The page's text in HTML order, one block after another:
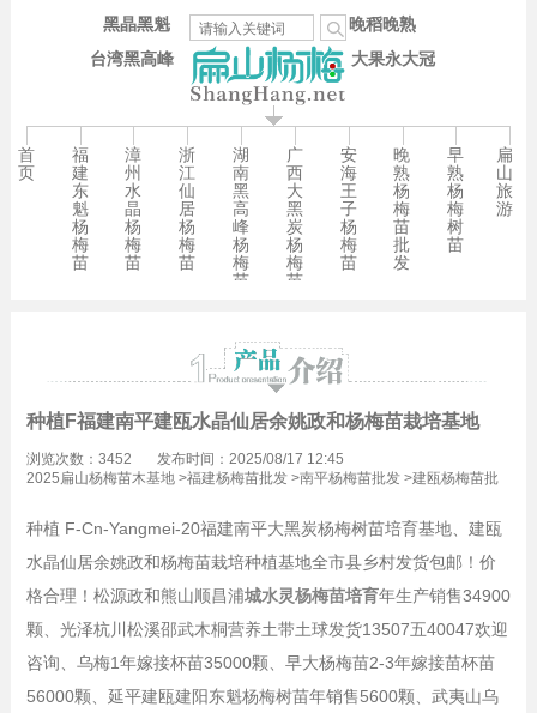
台湾黑高峰
晚稻晚熟
大果永大冠
黑晶黑魁
首
页
福
建
东
魁
杨
梅
苗
漳
州
水
晶
杨
梅
苗
浙
江
仙
居
杨
梅
苗
湖
南
黑
高
峰
杨
梅
苗
广
西
大
黑
炭
杨
梅
苗
安
海
王
子
杨
梅
苗
晚
熟
杨
梅
苗
批
发
早
熟
杨
梅
树
苗
扁
山
旅
游
种植F福建南平建瓯水晶仙居余姚政和杨梅苗栽培基地
浏览次数：3452
发布时间：2025/08/17 12:45
2025扁山杨梅苗木基地>福建杨梅苗批发>南平杨梅苗批发>建瓯杨梅苗批
种植 F-Cn-Yangmei-20福建南平大黑炭杨梅树苗培育基地、建瓯
水晶仙居余姚政和杨梅苗栽培种植基地全市县乡村发货包邮！价
格合理！松源政和熊山顺昌浦城水灵杨梅苗培育年生产销售34900
颗、光泽杭川松溪邵武木桐营养土带土球发货13507五40047欢迎
咨询、乌梅1年嫁接杯苗35000颗、早大杨梅苗2-3年嫁接苗杯苗
56000颗、延平建瓯建阳东魁杨梅树苗年销售5600颗、武夷山乌